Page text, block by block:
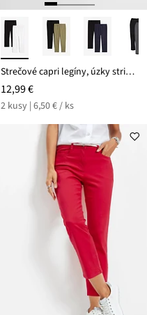
Strečové capri legíny, úzky strih (2 ks)
12,99 €
2 kusy | 6,50 € / ks